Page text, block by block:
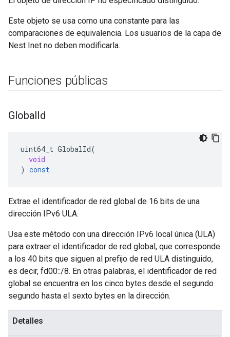
Este objeto se usa como una constante para las
comparaciones de equivalencia. Los usuarios de la capa de
Nest Inet no deben modificarla.
Funciones públicas
GlobalId
uint64_t GlobalId(
void
) const
Extrae el identificador de red global de 16 bits de una
dirección IPv6 ULA.
Usa este método con una dirección IPv6 local única (ULA)
para extraer el identificador de red global, que corresponde
a los 40 bits que siguen al prefijo de red ULA distinguido,
es decir, fd00::/8. En otras palabras, el identificador de red
global se encuentra en los cinco bytes desde el segundo
segundo hasta el sexto bytes en la dirección.
Detalles